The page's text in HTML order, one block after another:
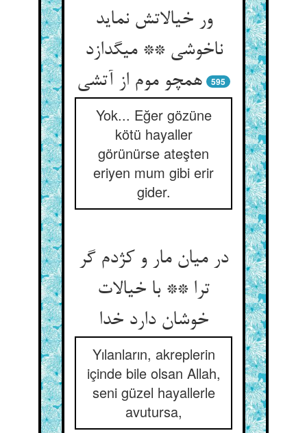
ور خیالاتش نماید
ناخوشی ** می‏گدازد
همچو موم از آتشی‏
595
Yok... Eğer gözüne
kötü hayaller
görünürse ateşten
eriyen mum gibi erir
gider.
در میان مار و کژدم گر
ترا ** با خیالات
خوشان دارد خدا
Yılanların, akreplerin
içinde bile olsan Allah,
seni güzel hayallerle
avutursa,